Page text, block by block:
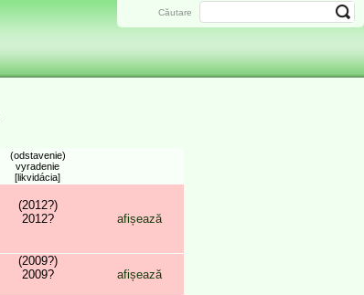
(odstavenie)
vyradenie
[likvidácia]
(2012?)
2012?
afișează
(2009?)
2009?
afișează
Căutare